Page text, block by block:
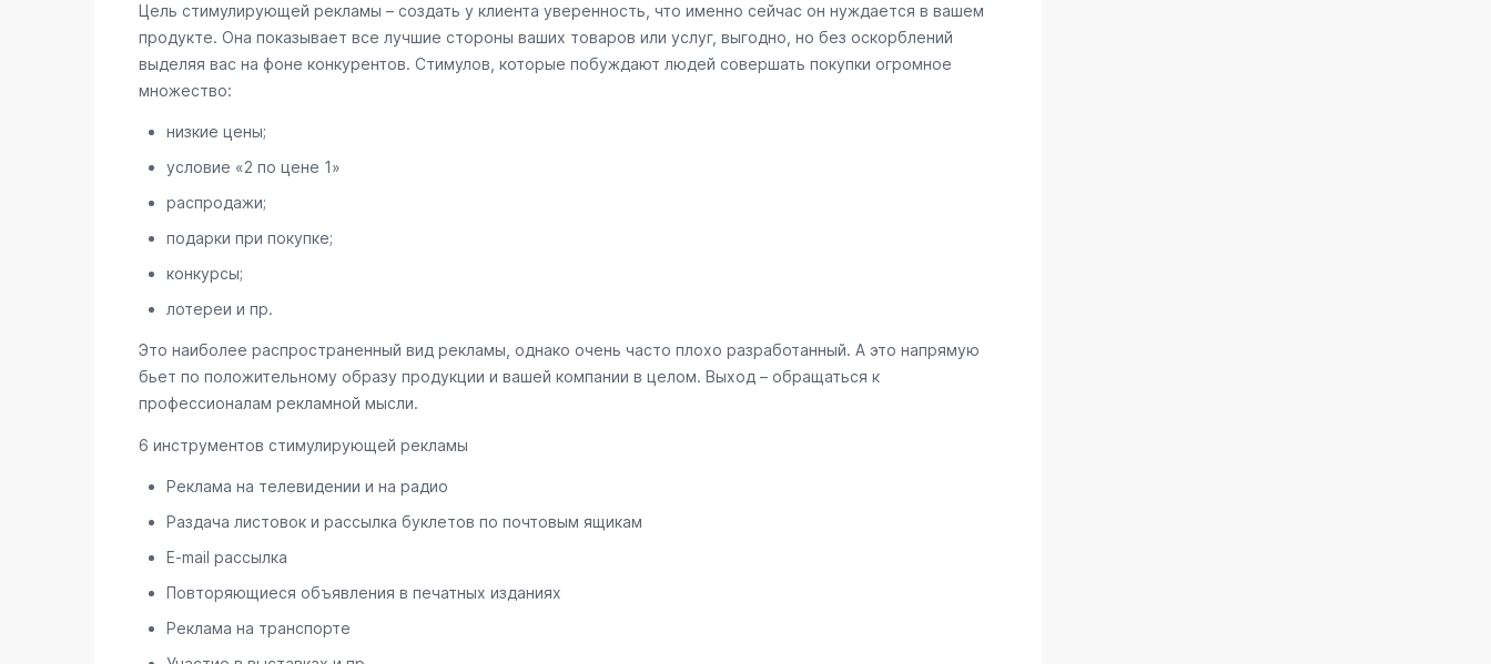
Цель стимулирующей рекламы – создать у клиента уверенность, что именно сейчас он нуждается в вашем
продукте. Она показывает все лучшие стороны ваших товаров или услуг, выгодно, но без оскорблений
выделяя вас на фоне конкурентов. Стимулов, которые побуждают людей совершать покупки огромное
множество:
низкие цены;
условие «2 по цене 1»
распродажи;
подарки при покупке;
конкурсы;
лотереи и пр.
Это наиболее распространенный вид рекламы, однако очень часто плохо разработанный. А это напрямую
бьет по положительному образу продукции и вашей компании в целом. Выход – обращаться к
профессионалам рекламной мысли.
6 инструментов стимулирующей рекламы
Реклама на телевидении и на радио
Раздача листовок и рассылка буклетов по почтовым ящикам
E-mail рассылка
Повторяющиеся объявления в печатных изданиях
Реклама на транспорте